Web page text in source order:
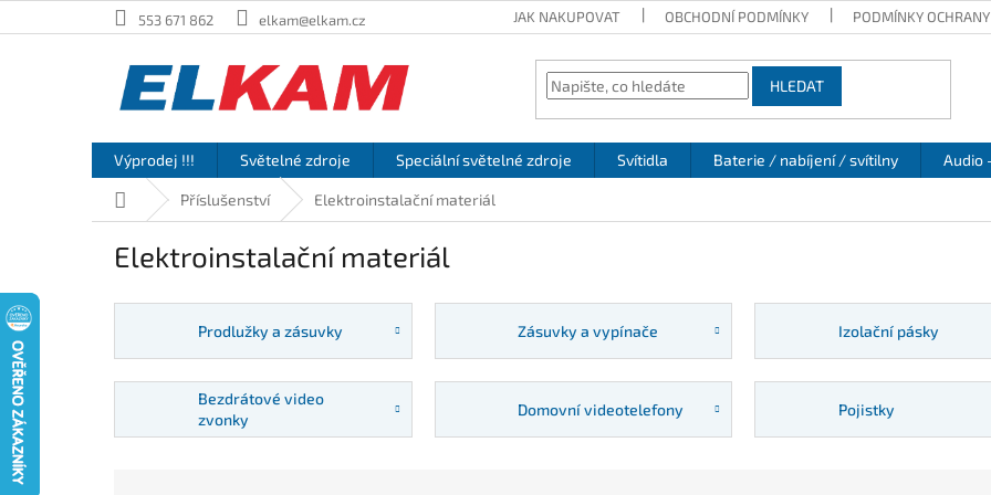
na
553 671 862 elkam@elkam.cz JAK NAKUPOVAT OBCHODNÍ PODMÍNKY PODMÍNKY OCHRANY
HLEDAT
Výprodej !!! Světelné zdroje Speciální světelné zdroje Svítidla Baterie / nabíjení / svítilny Audio
Domů Příslušenství Elektroinstalační materiál
Elektroinstalační materiál
Prodlužky a zásuvky Zásuvky a vypínače Izolační pásky
Bezdrátové video
zvonky
Domovní videotelefony Pojistky